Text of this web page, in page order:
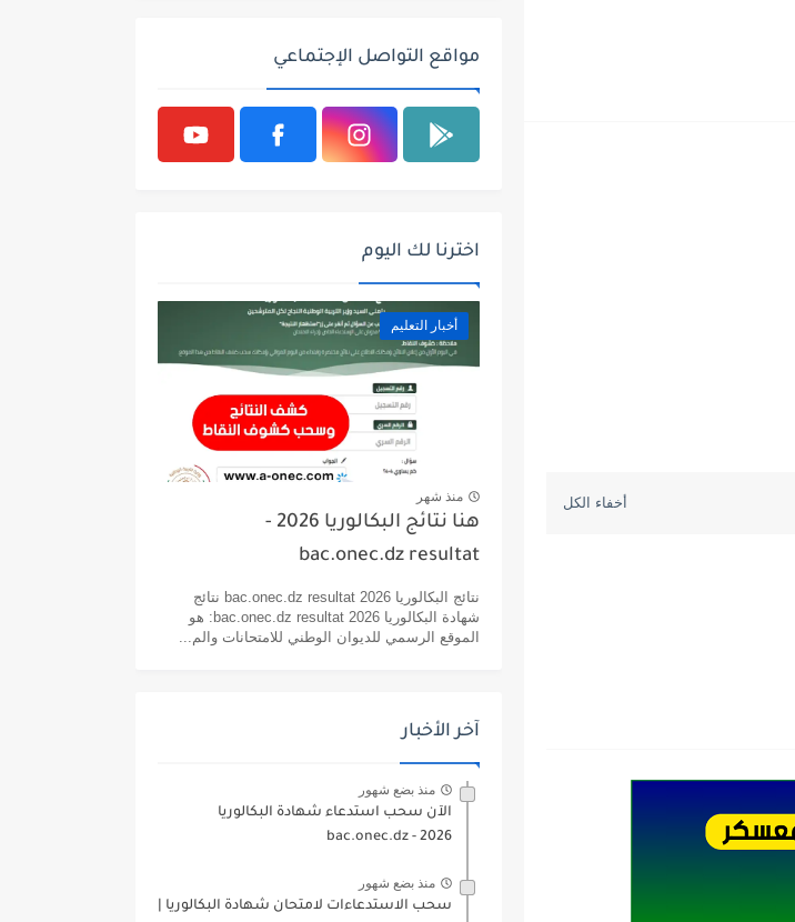
مواقع التواصل الإجتماعي
اخترنا لك اليوم
أخبار التعليم
منذ شهر
هنا نتائج البكالوريا 2026 -
bac.onec.dz resultat
نتائج البكالوريا 2026 bac.onec.dz resultat نتائج
شهادة البكالوريا 2026 bac.onec.dz resultat: هو
الموقع الرسمي للديوان الوطني للامتحانات والم...
آخر الأخبار
منذ بضع شهور
الآن سحب استدعاء شهادة البكالوريا
bac.onec.dz - 2026
منذ بضع شهور
سحب الاستدعاءات لامتحان شهادة البكالوريا |